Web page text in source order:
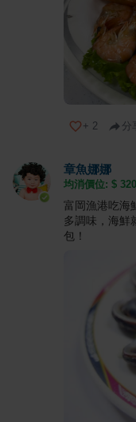
+ 2 分
章魚娜娜
均消價位: $ 320
富岡漁港吃海
多調味，海鮮
包！